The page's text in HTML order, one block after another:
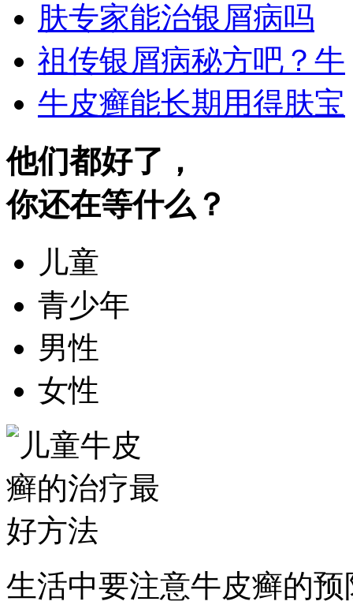
肤专家能治银屑病吗
祖传银屑病秘方吧？牛
牛皮癣能长期用得肤宝
他们都好了，
你还在等什么？
儿童
青少年
男性
女性
生活中要注意牛皮癣的